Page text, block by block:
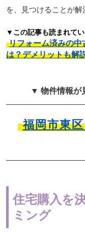
を、見つけることが解
▼この記事も読まれて
リフォーム済みの中
は？デメリットも解
▼ 物件情報が
福岡市東
住宅購入を
ミング